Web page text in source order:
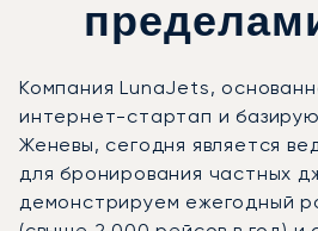
Компания LunaJets,
интернет-стартап и
Женевы, сегодня является
для бронирования частных
демонстрируем ежегодный